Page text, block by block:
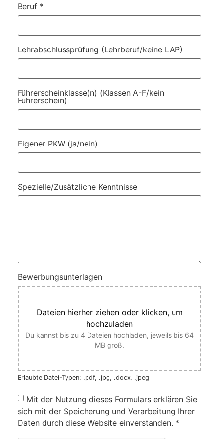
Beruf *
Lehrabschlussprüfung (Lehrberuf/keine LAP)
Führerscheinklasse(n) (Klassen A-F/kein
Führerschein)
Eigener PKW (ja/nein)
Spezielle/Zusätzliche Kenntnisse
Bewerbungsunterlagen
Dateien hierher ziehen oder klicken, um
hochzuladen
Du kannst bis zu 4 Dateien hochladen, jeweils bis 64
MB groß.
Erlaubte Datei-Typen: .pdf, .jpg, .docx, .jpeg
Mit der Nutzung dieses Formulars erklären Sie
sich mit der Speicherung und Verarbeitung Ihrer
Daten durch diese Website einverstanden. *